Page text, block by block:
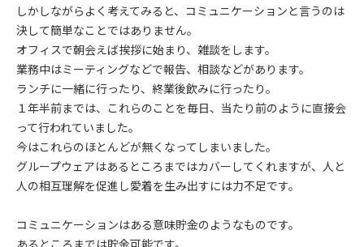
しかしながらよく考えてみると、コミュニケーションと言うのは
決して簡単なことではありません。
オフィスで朝会えば挨拶に始まり、雑談をします。
業務中はミーティングなどで報告、相談などがあります。
ランチに一緒に行ったり、終業後飲みに行ったり。
１年半前までは、これらのことを毎日、当たり前のように直接会
って行われていました。
今はこれらのほとんどが無くなってしまいました。
グループウェアはあるところまではカバーしてくれますが、人と
人の相互理解を促進し愛着を生み出すには力不足です。
コミュニケーションはある意味貯金のようなものです。
あるところまでは貯金可能です。